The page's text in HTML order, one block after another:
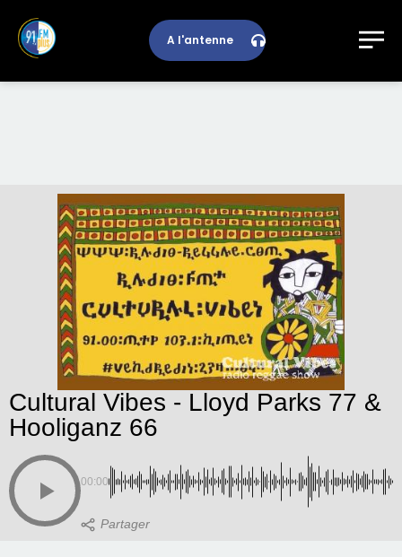
A l'antenne
Cultural Vibes - Lloyd Parks 77 &
Hooliganz 66
00:00